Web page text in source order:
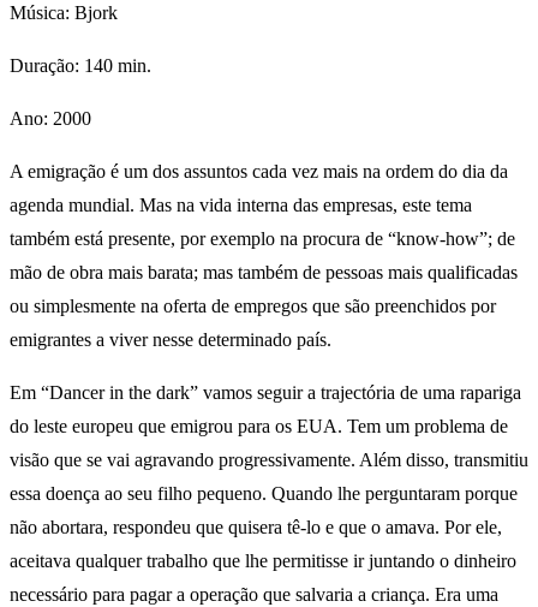
Música: Bjork
Duração: 140 min.
Ano: 2000
A emigração é um dos assuntos cada vez mais na ordem do dia da
agenda mundial. Mas na vida interna das empresas, este tema
também está presente, por exemplo na procura de “know-how”; de
mão de obra mais barata; mas também de pessoas mais qualificadas
ou simplesmente na oferta de empregos que são preenchidos por
emigrantes a viver nesse determinado país.
Em “Dancer in the dark” vamos seguir a trajectória de uma rapariga
do leste europeu que emigrou para os EUA. Tem um problema de
visão que se vai agravando progressivamente. Além disso, transmitiu
essa doença ao seu filho pequeno. Quando lhe perguntaram porque
não abortara, respondeu que quisera tê-lo e que o amava. Por ele,
aceitava qualquer trabalho que lhe permitisse ir juntando o dinheiro
necessário para pagar a operação que salvaria a criança. Era uma